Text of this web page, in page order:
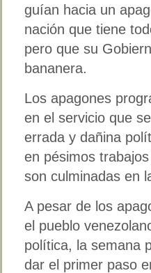
guían hacia un
nación que tiene
pero que su
bananera.
Los apagones
en el servicio que
errada y dañina
en pésimos
son culminadas en
A pesar de los
el pueblo
política, la semana
dar el primer paso